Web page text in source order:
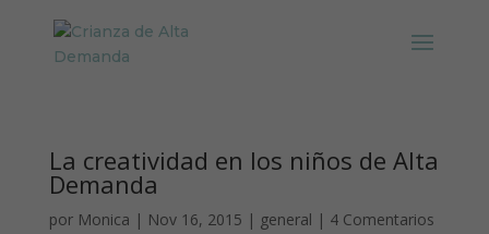
La creatividad en los niños de Alta
Demanda
por Monica | Nov 16, 2015 | general | 4 Comentarios